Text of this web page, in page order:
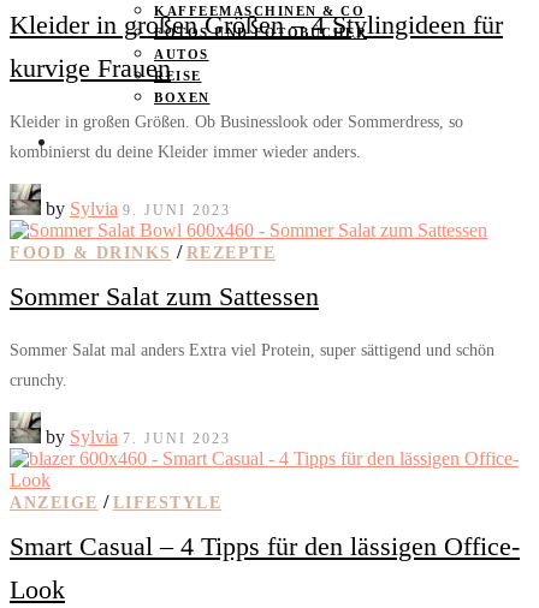
KAFFEEMASCHINEN & CO
FOTOS UND FOTOBÜCHER
AUTOS
REISE
BOXEN
KIND & KEGEL
Kleider in großen Größen – 4 Stylingideen für
kurvige Frauen
Kleider in großen Größen. Ob Businesslook oder Sommerdress, so
kombinierst du deine Kleider immer wieder anders.
by Sylvia 9. JUNI 2023
FOOD & DRINKS / REZEPTE
Sommer Salat zum Sattessen
Sommer Salat mal anders Extra viel Protein, super sättigend und schön
crunchy.
by Sylvia 7. JUNI 2023
ANZEIGE / LIFESTYLE
Smart Casual – 4 Tipps für den lässigen Office-
Look